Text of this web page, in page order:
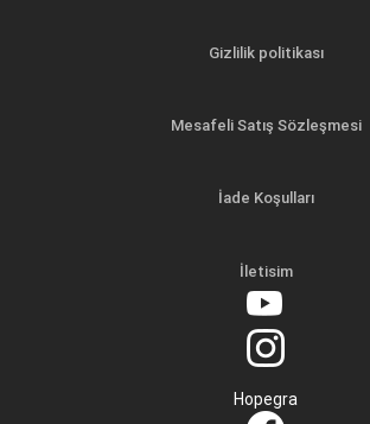
Gizlilik politikası
Mesafeli Satış Sözleşmesi
İade Koşulları
İletisim
Hopegra